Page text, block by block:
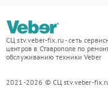
СЦ stv.veber-fix.ru - сеть
центров в Ставрополе по
обслуживанию техники Veber
2021-2026 © СЦ stv.veber-